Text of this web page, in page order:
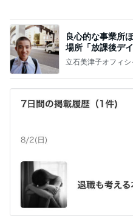
気付けば心ゆくまで食べたお菓子
Amebaトピックス 14時間前